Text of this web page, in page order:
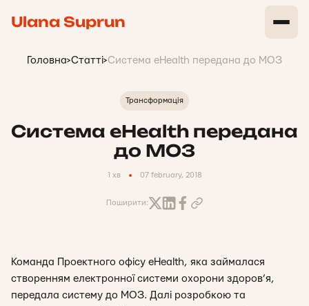
Ulana Suprun
Головна>Статті>Система eHealth передана до МОЗ
Трансформація
Система eHealth передана
до МОЗ
1 хв 07 february, 2018
Поширити:
Команда Проектного офісу eHealth, яка займалася
створенням електронної системи охорони здоров’я,
передала систему до МОЗ. Далі розробкою та